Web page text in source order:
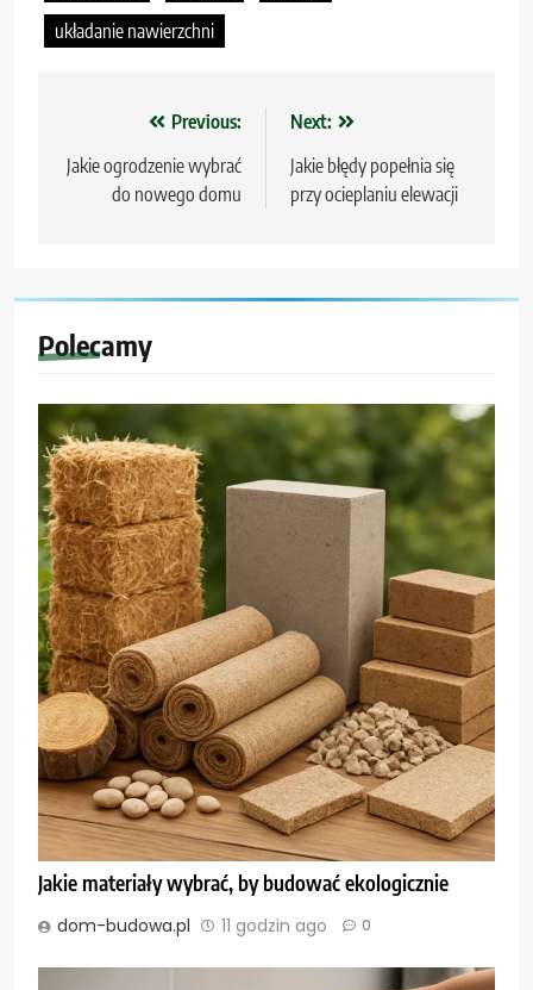
układanie nawierzchni
Nawigacja
wpisu
Previous:
Jakie ogrodzenie wybrać
do nowego domu
Next:
Jakie błędy popełnia się
przy ocieplaniu elewacji
Polecamy
Jakie materiały wybrać, by budować ekologicznie
dom-budowa.pl 11 godzin ago 0